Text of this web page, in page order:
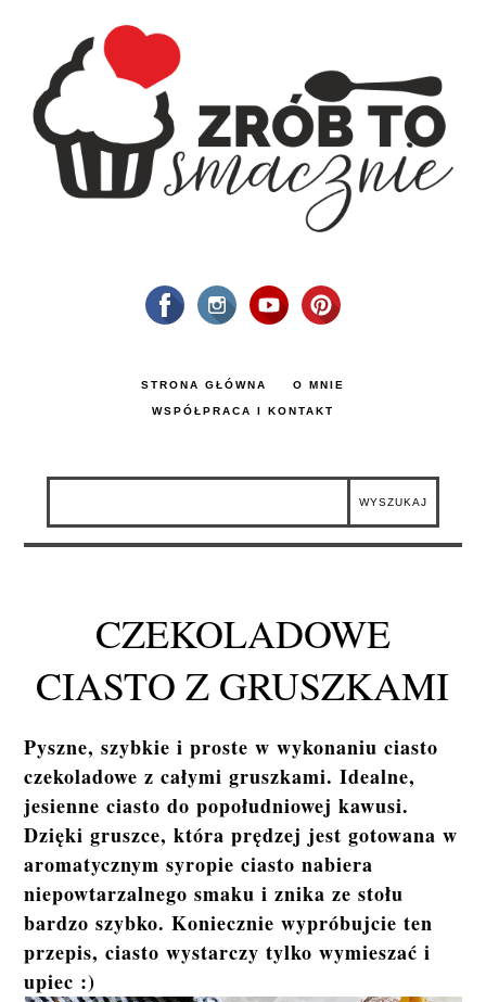
STRONA GŁÓWNA O MNIE
WSPÓŁPRACA I KONTAKT
CZEKOLADOWE
CIASTO Z GRUSZKAMI
Pyszne, szybkie i proste w wykonaniu ciasto
czekoladowe z całymi gruszkami. Idealne,
jesienne ciasto do popołudniowej kawusi.
Dzięki gruszce, która prędzej jest gotowana w
aromatycznym syropie ciasto nabiera
niepowtarzalnego smaku i znika ze stołu
bardzo szybko. Koniecznie wypróbujcie ten
przepis, ciasto wystarczy tylko wymieszać i
upiec :)